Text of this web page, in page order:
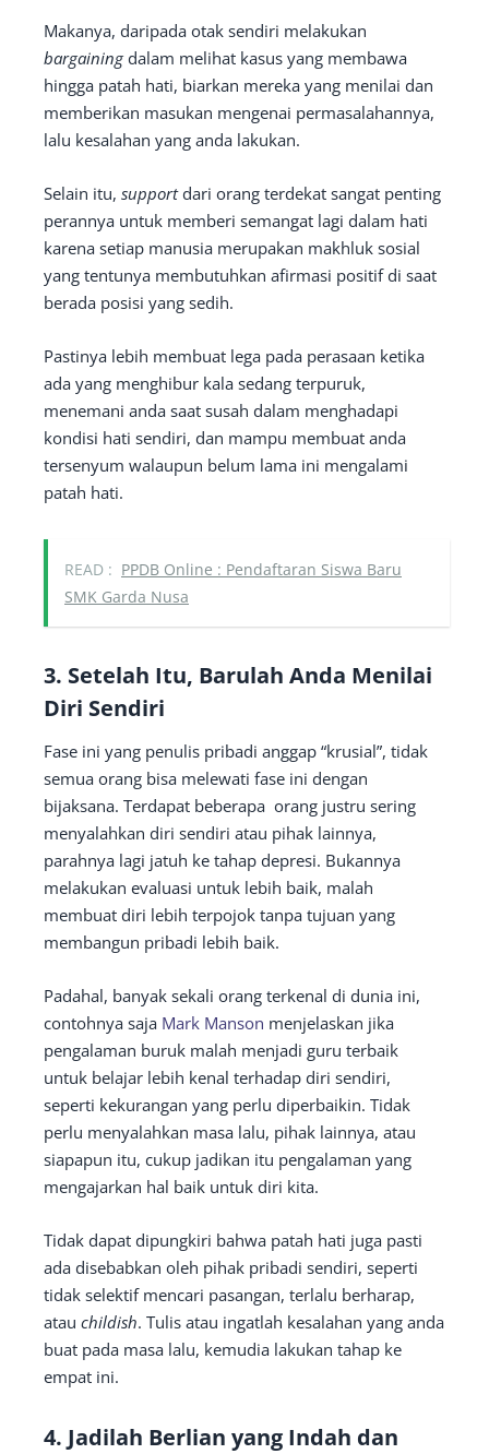
Makanya, daripada otak sendiri melakukan
bargainingdalam melihat kasus yang membawa
hingga patah hati, biarkan mereka yang menilai dan
memberikan masukan mengenai permasalahannya,
lalu kesalahan yang anda lakukan.
Selain itu, supportdari orang terdekat sangat penting
perannya untuk memberi semangat lagi dalam hati
karena setiap manusia merupakan makhluk sosial
yang tentunya membutuhkan afirmasi positif di saat
berada posisi yang sedih.
Pastinya lebih membuat lega pada perasaan ketika
ada yang menghibur kala sedang terpuruk,
menemani anda saat susah dalam menghadapi
kondisi hati sendiri, dan mampu membuat anda
tersenyum walaupun belum lama ini mengalami
patah hati.
READ : PPDB Online : Pendaftaran Siswa Baru
SMK Garda Nusa
3. Setelah Itu, Barulah Anda Menilai
Diri Sendiri
Fase ini yang penulis pribadi anggap “krusial”, tidak
semua orang bisa melewati fase ini dengan
bijaksana. Terdapat beberapa orang justru sering
menyalahkan diri sendiri atau pihak lainnya,
parahnya lagi jatuh ke tahap depresi. Bukannya
melakukan evaluasi untuk lebih baik, malah
membuat diri lebih terpojok tanpa tujuan yang
membangun pribadi lebih baik.
Padahal, banyak sekali orang terkenal di dunia ini,
contohnya saja Mark Manson menjelaskan jika
pengalaman buruk malah menjadi guru terbaik
untuk belajar lebih kenal terhadap diri sendiri,
seperti kekurangan yang perlu diperbaikin. Tidak
perlu menyalahkan masa lalu, pihak lainnya, atau
siapapun itu, cukup jadikan itu pengalaman yang
mengajarkan hal baik untuk diri kita.
Tidak dapat dipungkiri bahwa patah hati juga pasti
ada disebabkan oleh pihak pribadi sendiri, seperti
tidak selektif mencari pasangan, terlalu berharap,
atau childish. Tulis atau ingatlah kesalahan yang anda
buat pada masa lalu, kemudia lakukan tahap ke
empat ini.
4. Jadilah Berlian yang Indah dan